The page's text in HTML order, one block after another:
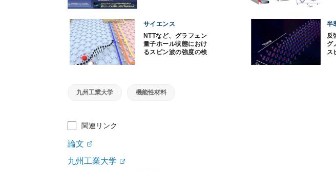
サイエンス
NTTなど、グラフェン
量子ホール状態におけ
るスピン波の強度の検
半
反
グ
ス
九州工業大学 機能性材料
関連リンク
論文
九州工業大学